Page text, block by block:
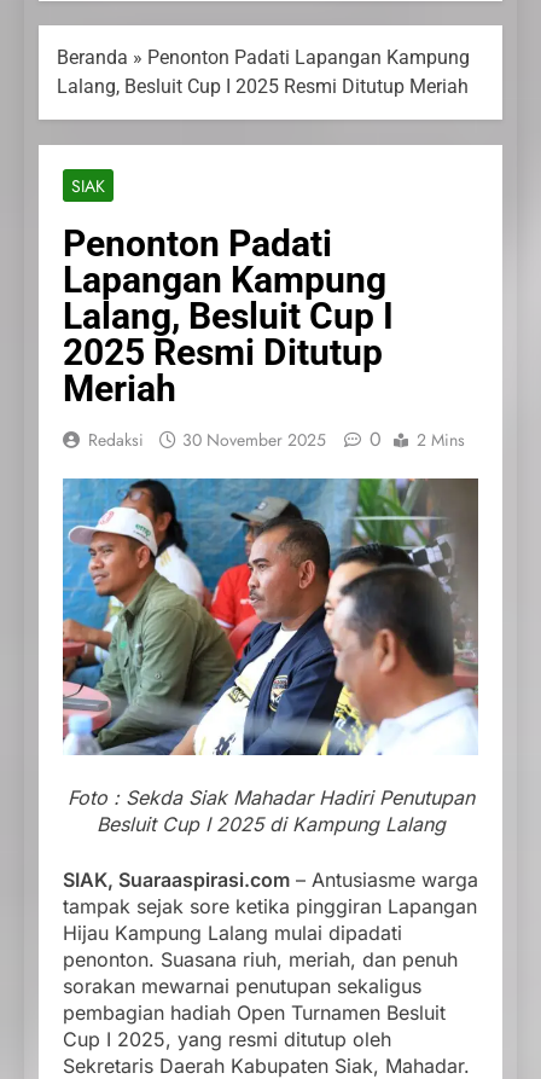
Beranda » Penonton Padati Lapangan Kampung
Lalang, Besluit Cup I 2025 Resmi Ditutup Meriah
SIAK
Penonton Padati
Lapangan Kampung
Lalang, Besluit Cup I
2025 Resmi Ditutup
Meriah
Redaksi 30 November 2025 0 2 Mins
Foto : Sekda Siak Mahadar Hadiri Penutupan
Besluit Cup I 2025 di Kampung Lalang
SIAK, Suaraaspirasi.com – Antusiasme warga
tampak sejak sore ketika pinggiran Lapangan
Hijau Kampung Lalang mulai dipadati
penonton. Suasana riuh, meriah, dan penuh
sorakan mewarnai penutupan sekaligus
pembagian hadiah Open Turnamen Besluit
Cup I 2025, yang resmi ditutup oleh
Sekretaris Daerah Kabupaten Siak, Mahadar.